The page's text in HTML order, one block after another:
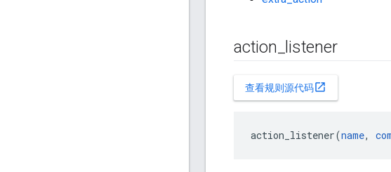
action listener
查看规则源代码open_in_new
action_listener(name,